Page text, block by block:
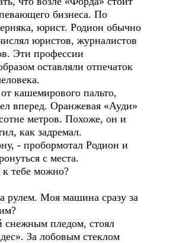
бизнеса. По
юрист. Родион обычно
юристов, журналистов
Эти профессии
оставляли отпечаток
кашемирового пальто,
вперед. Оранжевая «Ауди»
метров. Похоже, он и
как задремал.
- пробормотал Родион и
с места.
тебе можно?
рулем. Моя машина сразу за
снежным пледом, стоял
За лобовым стеклом